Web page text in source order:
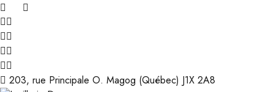
203, rue Principale O. Magog (Québec) J1X 2A8